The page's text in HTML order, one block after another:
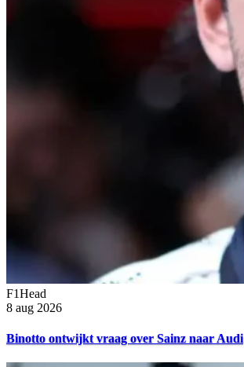
F1Head
8 aug 2026
Binotto ontwijkt vraag over Sainz naar Audi